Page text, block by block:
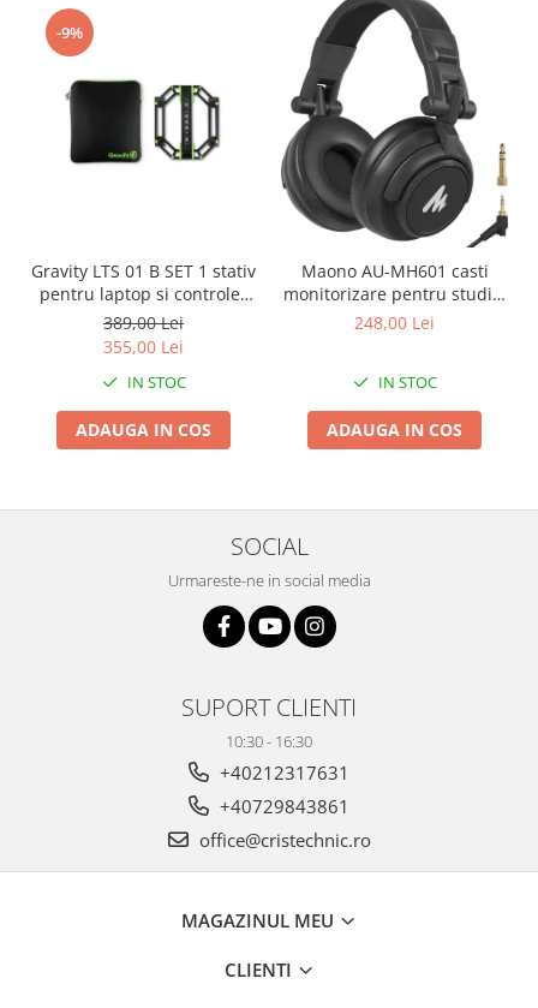
-9%
Gravity LTS 01 B SET 1 stativ
pentru laptop si controler
midi
389,00 Lei
355,00 Lei
IN STOC
ADAUGA IN COS
Maono AU-MH601 casti
monitorizare pentru studio,
podcast si DJ
248,00 Lei
IN STOC
ADAUGA IN COS
SOCIAL
Urmareste-ne in social media
SUPORT CLIENTI
10:30 - 16:30
+40212317631
+40729843861
office@cristechnic.ro
MAGAZINUL MEU
CLIENTI